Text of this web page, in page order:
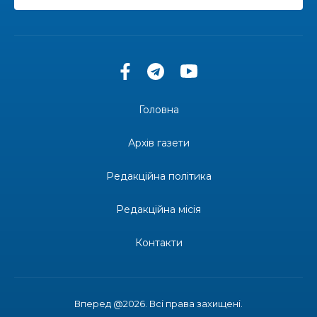
13:40
“Серпневі свята” – Клуб з народознавства
Юні мешканці Бахмутської громади у Харкові
долучилися до проєкту «Радість у дитячих
територіальної громади
«Дві музи» у Рівному: свято краси, мистецтва
епідеміолог, зоолог
Вперед @2026. Всі права захищені.
Головна
Архів газети
Редакційна політика
Редакційна місія
Контакти